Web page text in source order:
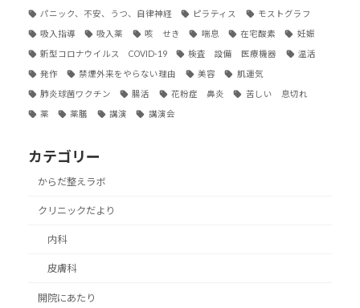
パニック、不安、うつ、自律神経 ピラティス モストグラフ
吸入指導 吸入薬 咳 せき 喘息 在宅酸素 妊娠
新型コロナウイルス COVID-19 検査 設備 医療機器 温活
発作 禁煙外来をやらない理由 美容 肌運気
肺炎球菌ワクチン 腸活 花粉症 鼻炎 苦しい 息切れ
薬 薬膳 講演 講演会
カテゴリー
からだ整えラボ
クリニックだより
内科
皮膚科
開院にあたり